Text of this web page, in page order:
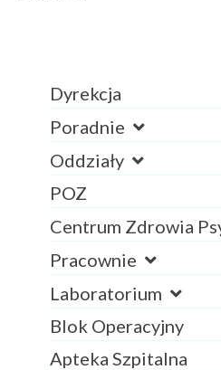
Dyrekcja
Poradnie
Oddziały
POZ
Centrum Zdrowia
Pracownie
Laboratorium
Blok Operacyjny
Apteka Szpitalna